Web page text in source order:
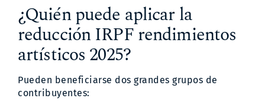
¿Quién puede aplicar la
reducción IRPF rendimientos
artísticos 2025?
Pueden beneficiarse dos grandes grupos de
contribuyentes: